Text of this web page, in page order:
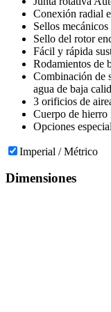
Conexión radial
Sellos
Sello del rotor
Fácil y rápida
Rodamientos de
Combinación de
agua de baja
3 orificios de
Cuerpo de
Opciones
Imperial / Métrico
Dimensiones